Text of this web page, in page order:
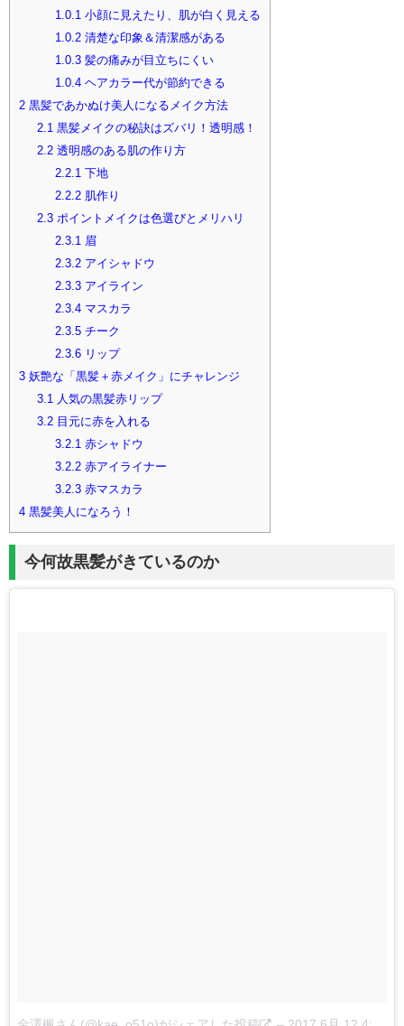
1.0.1 小顔に見えたり、肌が白く見える
1.0.2清楚な印象＆清潔感がある
1.0.3髪の痛みが目立ちにくい
1.0.4ヘアカラー代が節約できる
2 黒髪であかぬけ美人になるメイク方法
2.1 黒髪メイクの秘訣はズバリ！透明感！
2.2透明感のある肌の作り方
2.2.1 下地
2.2.2肌作り
2.3ポイントメイクは色選びとメリハリ
2.3.1 眉
2.3.2アイシャドウ
2.3.3アイライン
2.3.4マスカラ
2.3.5チーク
2.3.6リップ
3 妖艶な「黒髪＋赤メイク」にチャレンジ
3.1
人気の黒髪赤リップ
3.2目元に赤を入れる
3.2.1 赤シャドウ
3.2.2赤アイライナー
3.2.3赤マスカラ
4 黒髪美人になろう！
今何故黒髪がきているのか